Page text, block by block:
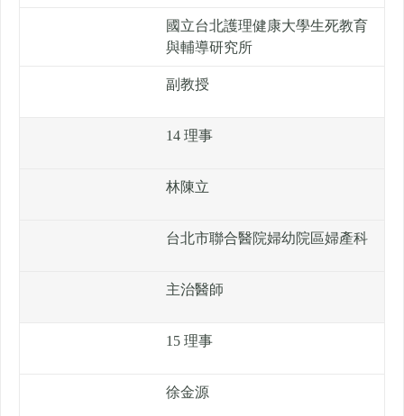
國立台北護理健康大學生死教育
與輔導研究所
副教授
14 理事
林陳立
台北市聯合醫院婦幼院區婦產科
主治醫師
15 理事
徐金源